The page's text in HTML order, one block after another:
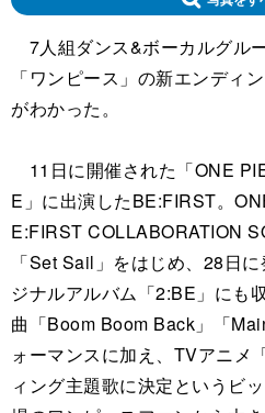
7人組ダンス&ボーカルグル
「ワンピース」の新エンディ
がわかった。
11日に開催された「ONE
E」に出演したBE:FIRST。
E:FIRST COLLABORATION
「Set Sail」をはじめ、28日
ジナルアルバム「2:BE」にも
曲「Boom Boom Back」「
ォーマンスに加え、TVアニメ
ィング主題歌に決定というビ